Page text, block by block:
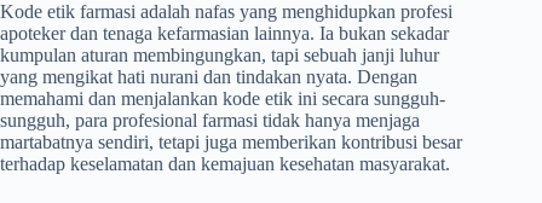
Kode etik farmasi adalah nafas yang menghidupkan profesi
apoteker dan tenaga kefarmasian lainnya. Ia bukan sekadar
kumpulan aturan membingungkan, tapi sebuah janji luhur
yang mengikat hati nurani dan tindakan nyata. Dengan
memahami dan menjalankan kode etik ini secara sungguh-
sungguh, para profesional farmasi tidak hanya menjaga
martabatnya sendiri, tetapi juga memberikan kontribusi besar
terhadap keselamatan dan kemajuan kesehatan masyarakat.